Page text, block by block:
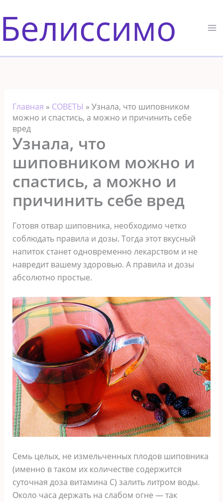
к
содержимому
Белиссимо
Главная » СОВЕТЫ » Узнала, что шиповником
можно и спастись, а можно и причинить себе
вред
Узнала, что
шиповником можно и
спастись, а можно и
причинить себе вред
Готовя отвар шиповника, необходимо четко
соблюдать правила и дозы. Тогда этот вкусный
напиток станет одновременно лекарством и не
навредит вашему здоровью. А правила и дозы
абсолютно простые.
Семь целых, не измельченных плодов шиповника
(именно в таком их количестве содержится
суточная доза витамина С) залить литром воды.
Около часа держать на слабом огне — так